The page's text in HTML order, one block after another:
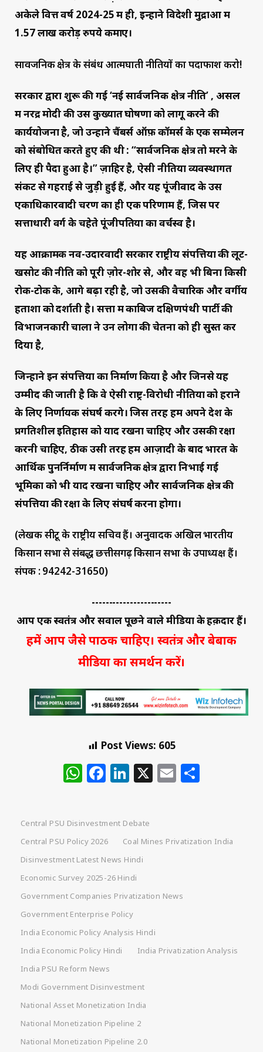
अकेले वित्त वर्ष 2024-25 में ही, इन्होंने विदेशी मुद्राओं में
1.57 लाख करोड़ रुपये कमाए।
सार्वजनिक क्षेत्र के संबंध आत्मघाती नीतियों का पर्दाफाश करो!
सरकार द्वारा शुरू की गई ‘नई सार्वजनिक क्षेत्र नीति’ , असल
में नरेंद्र मोदी की उस कुख्यात घोषणा को लागू करने की
कार्ययोजना है, जो उन्होंने चैंबर्स ऑफ़ कॉमर्स के एक सम्मेलन
को संबोधित करते हुए की थी : “सार्वजनिक क्षेत्र तो मरने के
लिए ही पैदा हुआ है।” ज़ाहिर है, ऐसी नीतियों व्यवस्थागत
संकट से गहराई से जुड़ी हुई हैं, और यह पूंजीवाद के उस
एकाधिकारवादी चरण का ही एक परिणाम हैं, जिस पर
सत्ताधारी वर्ग के चहेते पूंजीपतियों का वर्चस्व है।
यह आक्रामक नव-उदारवादी सरकार राष्ट्रीय संपत्तियों की लूट-
खसोट की नीति को पूरी ज़ोर-शोर से, और वह भी बिना किसी
रोक-टोक के, आगे बढ़ा रही है, जो उसकी वैचारिक और वर्गीय
हताशा को दर्शाती है। सत्ता में काबिज दक्षिणपंथी पार्टी की
विभाजनकारी चालों ने उन लोगों की चेतना को ही सुस्त कर
दिया है,
जिन्होंने इन संपत्तियों का निर्माण किया है और जिनसे यह
उम्मीद की जाती है कि वे ऐसी राष्ट्र-विरोधी नीतियों को हराने
के लिए निर्णायक संघर्ष करेंगे। जिस तरह हमें अपने देश के
प्रगतिशील इतिहास को याद रखना चाहिए और उसकी रक्षा
करनी चाहिए, ठीक उसी तरह हमें आज़ादी के बाद भारत के
आर्थिक पुनर्निर्माण में सार्वजनिक क्षेत्र द्वारा निभाई गई
भूमिका को भी याद रखना चाहिए और सार्वजनिक क्षेत्र की
संपत्तियों की रक्षा के लिए संघर्ष करना होगा।
(लेखक सीटू के राष्ट्रीय सचिव हैं। अनुवादक अखिल भारतीय
किसान सभा से संबद्ध छत्तीसगढ़ किसान सभा के उपाध्यक्ष हैं।
संपर्क : 94242-31650)
-----------------------
आप एक स्वतंत्र और सवाल पूछने वाले मीडिया के हक़दार हैं।
हमें आप जैसे पाठक चाहिए। स्वतंत्र और बेबाक
मीडिया का समर्थन करें।
Post Views: 605
WhatsApp
Facebook
LinkedIn
X Email
Central PSU Disinvestment Debate
Central PSU Policy 2026
Coal Mines Privatization India
Disinvestment Latest News Hindi
Economic Survey 2025-26 Hindi
Government Companies Privatization News
Government Enterprise Policy
India Economic Policy Analysis Hindi
India Economic Policy Hindi
India Privatization Analysis
India PSU Reform News
Modi Government Disinvestment
National Asset Monetization India
National Monetization Pipeline 2
National Monetization Pipeline 2.0